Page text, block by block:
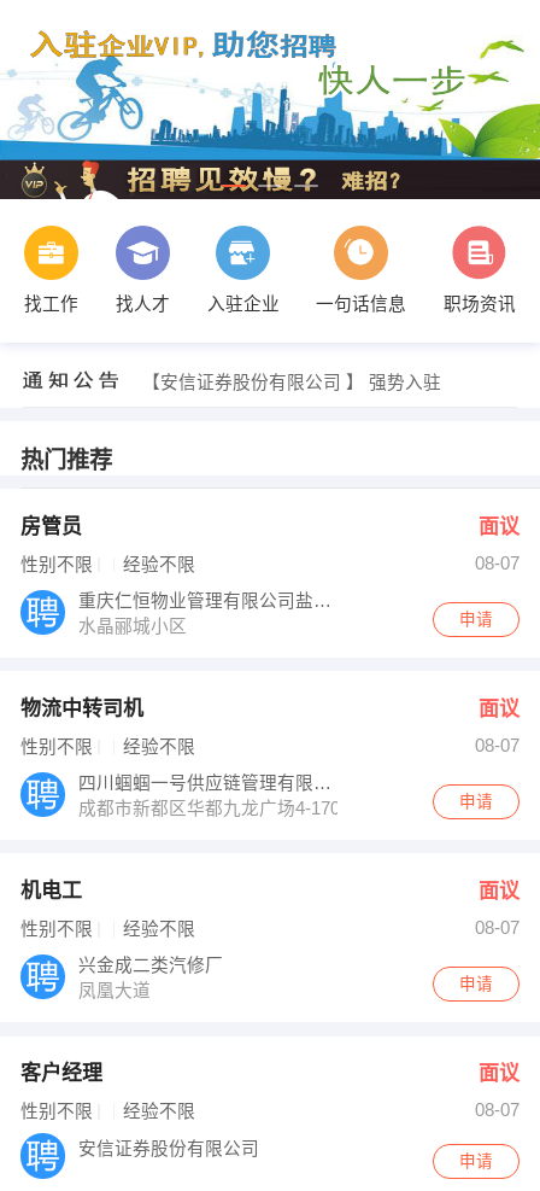
找工作 找人才 入驻企业 一句话信息 职场资讯
【安信证券股份有限公司 】 强势入驻
申（先生） 发布 [客户经理 ] 招聘信息
潘小姐 发布 [维修技术员 ] 招聘信息
【安信证券股份有限公司 】 强势入驻
热门推荐
房管员 面议
性别不限 经验不限
08-07
重庆仁恒物业管理有限公司盐亭分公司
水晶郦城小区
申请
物流中转司机 面议
性别不限 经验不限
08-07
四川蝈蝈一号供应链管理有限公司
成都市新都区华都九龙广场4-1701
申请
机电工 面议
性别不限 经验不限
08-07
兴金成二类汽修厂
凤凰大道
申请
客户经理 面议
性别不限 经验不限
08-07
安信证券股份有限公司
申请